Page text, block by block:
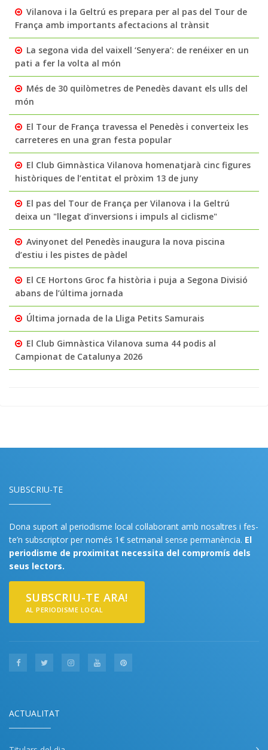
Vilanova i la Geltrú es prepara per al pas del Tour de
França amb importants afectacions al trànsit
La segona vida del vaixell ‘Senyera’: de renéixer en un
pati a fer la volta al món
Més de 30 quilòmetres de Penedès davant els ulls del
món
El Tour de França travessa el Penedès i converteix les
carreteres en una gran festa popular
El Club Gimnàstica Vilanova homenatjarà cinc figures
històriques de l’entitat el pròxim 13 de juny
El pas del Tour de França per Vilanova i la Geltrú
deixa un "llegat d’inversions i impuls al ciclisme"
Avinyonet del Penedès inaugura la nova piscina
d’estiu i les pistes de pàdel
El CE Hortons Groc fa història i puja a Segona Divisió
abans de l’última jornada
Última jornada de la Lliga Petits Samurais
El Club Gimnàstica Vilanova suma 44 podis al
Campionat de Catalunya 2026
SUBSCRIU-TE
Dona suport al periodisme local col·laborant amb nosaltres i fes-
te’n subscriptor per només 1€ setmanal sense permanència. El
periodisme de proximitat necessita del compromís dels
seus lectors.
SUBSCRIU-TE ARA!
AL PERIODISME LOCAL
ACTUALITAT